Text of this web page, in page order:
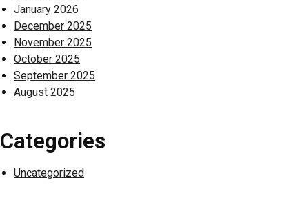
January 2026
December 2025
November 2025
October 2025
September 2025
August 2025
Categories
Uncategorized